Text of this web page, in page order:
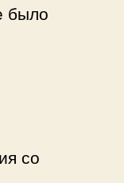
было
со